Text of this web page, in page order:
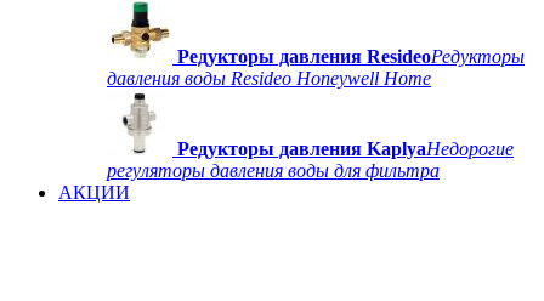
Редукторы давления ResideoРедукторы
давления воды Resideo Honeywell Home
Редукторы давления KaplyaНедорогие
регуляторы давления воды для фильтра
АКЦИИ